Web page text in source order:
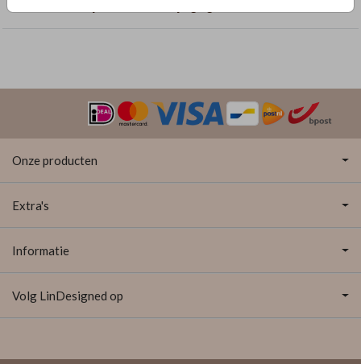
Onze producten
Extra's
Informatie
Volg LinDesigned op